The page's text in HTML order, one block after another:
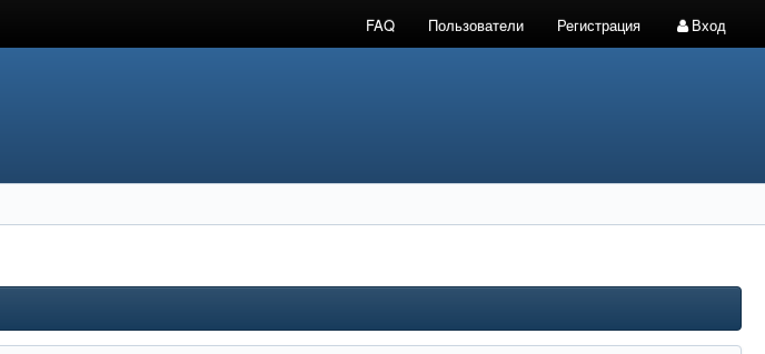
FAQ Пользователи Регистрация Вход